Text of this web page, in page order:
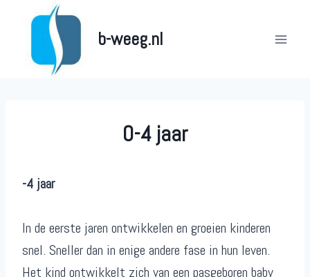
Doorgaan
b-weeg.nl
0-4 jaar
-4 jaar
In de eerste jaren ontwikkelen en groeien kinderen
snel. Sneller dan in enige andere fase in hun leven.
Het kind ontwikkelt zich van een pasgeboren baby